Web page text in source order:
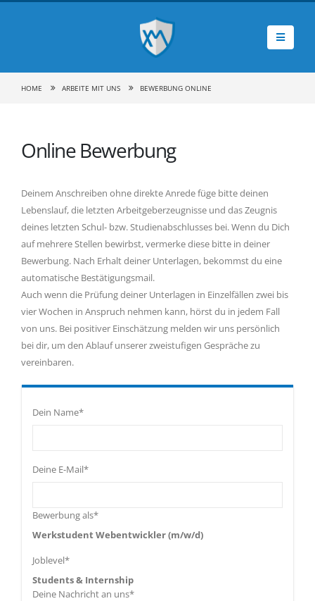
HOME ARBEITE MIT UNS BEWERBUNG ONLINE
Online Bewerbung
Deinem Anschreiben ohne direkte Anrede füge bitte deinen
Lebenslauf, die letzten Arbeitgeberzeugnisse und das Zeugnis
deines letzten Schul- bzw. Studienabschlusses bei. Wenn du Dich
auf mehrere Stellen bewirbst, vermerke diese bitte in deiner
Bewerbung. Nach Erhalt deiner Unterlagen, bekommst du eine
automatische Bestätigungsmail.
Auch wenn die Prüfung deiner Unterlagen in Einzelfällen zwei bis
vier Wochen in Anspruch nehmen kann, hörst du in jedem Fall
von uns. Bei positiver Einschätzung melden wir uns persönlich
bei dir, um den Ablauf unserer zweistufigen Gespräche zu
vereinbaren.
Dein Name*
Deine E-Mail*
Bewerbung als*
Werkstudent Webentwickler (m/w/d)
Joblevel*
Students & Internship
Deine Nachricht an uns*